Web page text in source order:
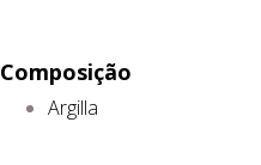
Composição
Argilla